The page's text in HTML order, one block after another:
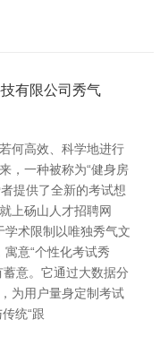
有限公司秀气
何高效、科学地进行
，一种被称为“健身房
提供了全新的考试想
上砀山人才招聘网
学术限制以唯独秀气文
寓意“个性化考试秀
意。它通过大数据分
为用户量身定制考试
统“跟